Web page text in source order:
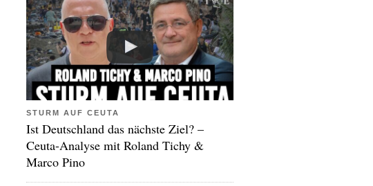
STURM AUF CEUTA
Ist Deutschland das nächste Ziel? –
Ceuta-Analyse mit Roland Tichy &
Marco Pino